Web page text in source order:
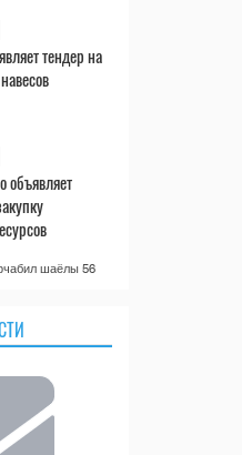
тендер на
объявляет
шаёлы 56